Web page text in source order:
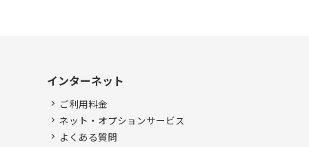
インターネット
ご利用料金
ネット・オプションサービス
よくある質問